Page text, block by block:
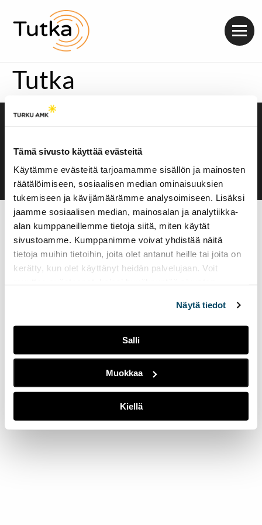
Tämä sivusto käyttää evästeitä
Käytämme evästeitä tarjoamamme sisällön ja mainosten
räätälöimiseen, sosiaalisen median ominaisuuksien
tukemiseen ja kävijämäärämme analysoimiseen. Lisäksi
jaamme sosiaalisen median, mainosalan ja analytiikka-
alan kumppaneillemme tietoja siitä, miten käytät
sivustoamme. Kumppanimme voivat yhdistää näitä
tietoja muihin tietoihin, joita olet antanut heille tai joita on
kerätty, kun olet käyttänyt heidän palvelujaan. Voit
Näytä tiedot
Salli
Muokkaa
Kiellä
Tutka
Saavutettavuusseloste